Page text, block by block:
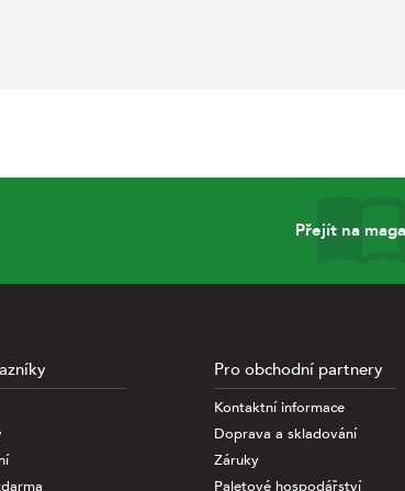
Přejít na
Pro obchodní partnery
Kontaktní informace
Doprava a skladování
Záruky
Paletové hospodářství